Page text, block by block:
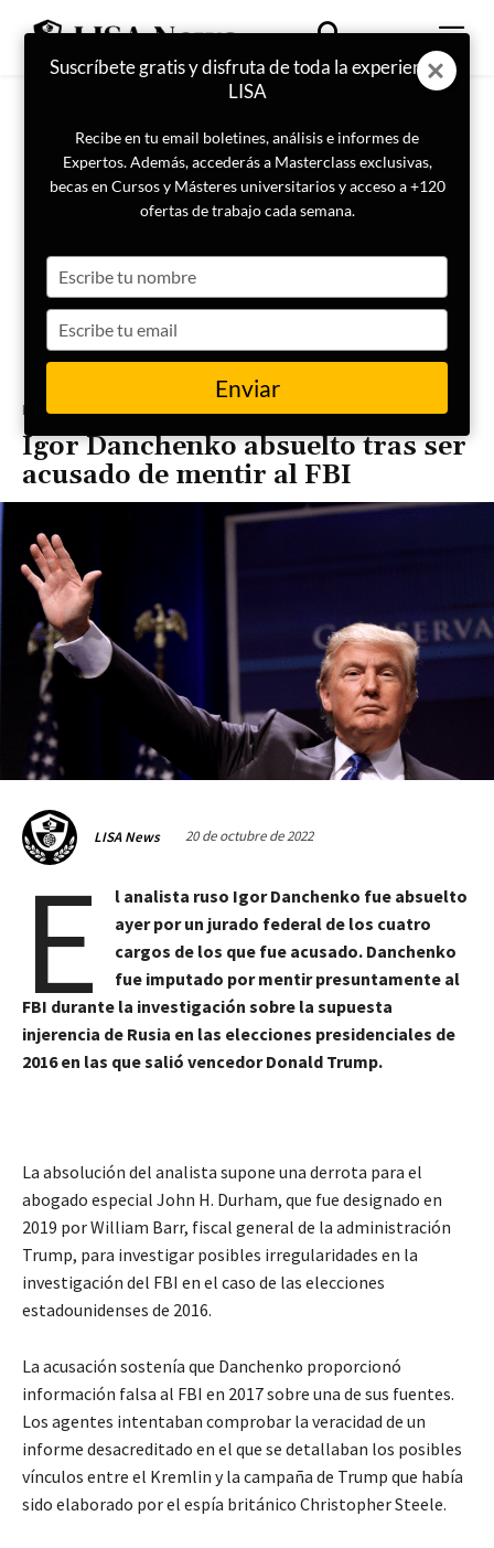
Portada Inteligencia
Igor Danchenko absuelto tras ser
acusado de mentir al FBI
LISA News 20 de octubre de 2022
E
l analista ruso Igor Danchenko fue absuelto
ayer por un jurado federal de los cuatro
cargos de los que fue acusado. Danchenko
fue imputado por mentir presuntamente al
FBI durante la investigación sobre la supuesta
injerencia de Rusia en las elecciones presidenciales de
2016 en las que salió vencedor Donald Trump.
La absolución del analista supone una derrota para el
abogado especial John H. Durham, que fue designado en
2019 por William Barr, fiscal general de la administración
Trump, para investigar posibles irregularidades en la
investigación del FBI en el caso de las elecciones
estadounidenses de 2016.
La acusación sostenía que Danchenko proporcionó
información falsa al FBI en 2017 sobre una de sus fuentes.
Los agentes intentaban comprobar la veracidad de un
informe desacreditado en el que se detallaban los posibles
vínculos entre el Kremlin y la campaña de Trump que había
sido elaborado por el espía británico Christopher Steele.
Suscríbete gratis y disfruta de toda la experiencia
LISA
Recibe en tu email boletines, análisis e informes de
Expertos. Además, accederás a Masterclass exclusivas,
becas en Cursos y Másteres universitarios y acceso a +120
ofertas de trabajo cada semana.
your
name
your
email
Enviar